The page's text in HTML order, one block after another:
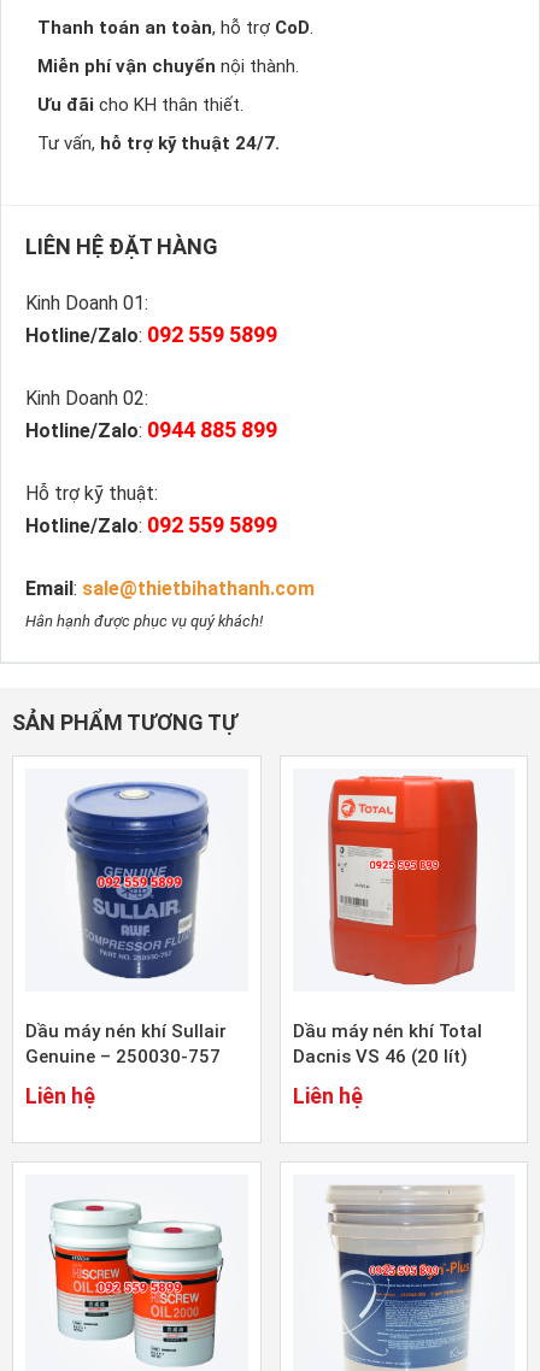
Thanh toán an toàn, hỗ trợ CoD.
Miễn phí vận chuyển nội thành.
Ưu đãi cho KH thân thiết.
Tư vấn, hỗ trợ kỹ thuật 24/7.
LIÊN HỆ ĐẶT HÀNG
Kinh Doanh 01:
Hotline/Zalo: 092 559 5899
Kinh Doanh 02:
Hotline/Zalo: 0944 885 899
Hỗ trợ kỹ thuật:
Hotline/Zalo: 092 559 5899
Email: sale@thietbihathanh.com
Hân hạnh được phục vụ quý khách!
SẢN PHẨM TƯƠNG TỰ
Dầu máy nén khí Sullair
Genuine – 250030-757
(15 lít)
Liên hệ
Dầu máy nén khí Total
Dacnis VS 46 (20 lít)
Liên hệ